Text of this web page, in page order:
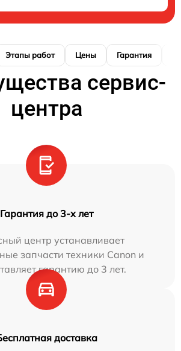
Этапы работ Цены Гарантия
сервис-
центра
Гарантия до 3-х лет
центр устанавливает
запчасти техники Canon и
гарантию до 3 лет.
доставка